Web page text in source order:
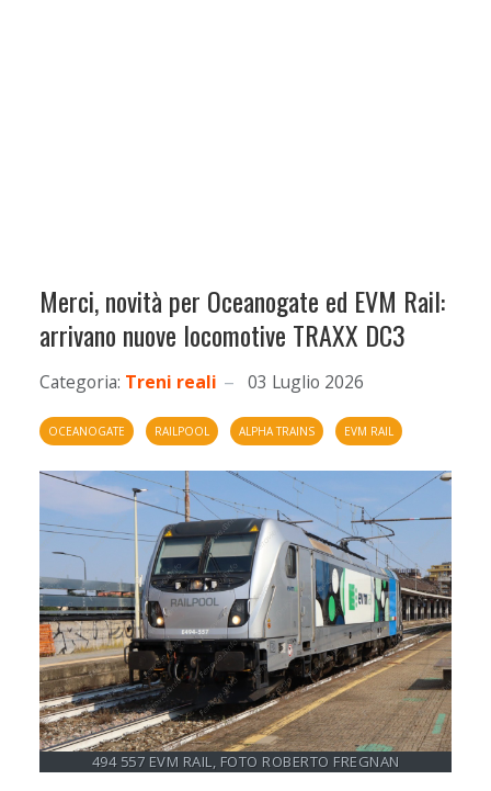
Merci, novità per Oceanogate ed EVM Rail:
arrivano nuove locomotive TRAXX DC3
Categoria: Treni reali 03 Luglio 2026
OCEANOGATE RAILPOOL ALPHA TRAINS EVM RAIL
494 557 EVM RAIL, FOTO ROBERTO FREGNAN